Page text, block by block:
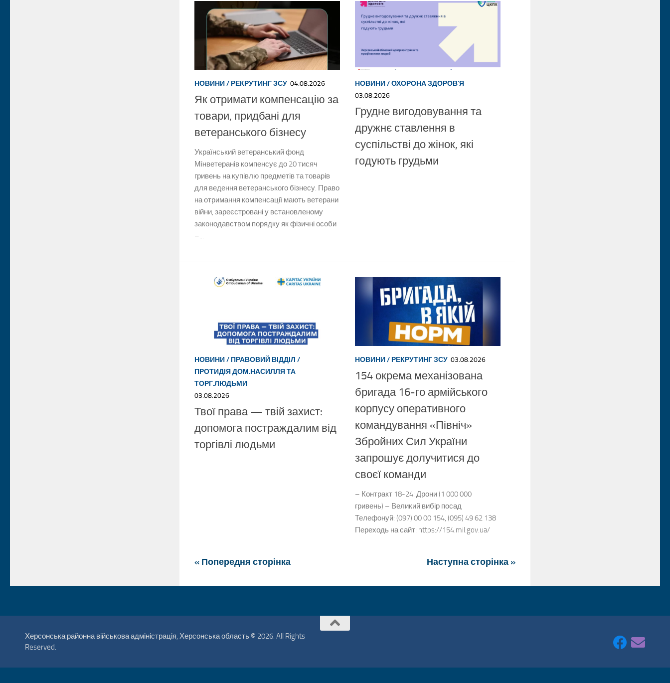
НОВИНИ/ РЕКРУТИНГ ЗСУ 04.08.2026
Як отримати компенсацію за
товари, придбані для
ветеранського бізнесу
Український ветеранський фонд
Мінветеранів компенсує до 20 тисяч
гривень на купівлю предметів та товарів
для ведення ветеранського бізнесу. Право
на отримання компенсації мають ветерани
війни, зареєстровані у встановленому
законодавством порядку як фізичні особи
–...
НОВИНИ/ОХОРОНА ЗДОРОВ'Я
03.08.2026
Грудне вигодовування та
дружнє ставлення в
суспільстві до жінок, які
годують грудьми
НОВИНИ/ ПРАВОВИЙ ВІДДІЛ /
ПРОТИДІЯ ДОМ.НАСИЛЛЯ ТА
ТОРГ.ЛЮДЬМИ
03.08.2026
Твої права — твій захист:
допомога постраждалим від
торгівлі людьми
НОВИНИ/ РЕКРУТИНГ ЗСУ 03.08.2026
154 окрема механізована
бригада 16-го армійського
корпусу оперативного
командування «Північ»
Збройних Сил України
запрошує долучитися до
своєї команди
– Контракт 18-24: Дрони (1 000 000
гривень) – Великий вибір посад
Телефонуй: (097) 00 00 154, (095) 49 62 138
Переходь на сайт: https://154.mil.gov.ua/
« Попередня сторінка Наступна сторінка »
Херсонська районна військова адміністрація, Херсонська область © 2026. All Rights
Reserved.